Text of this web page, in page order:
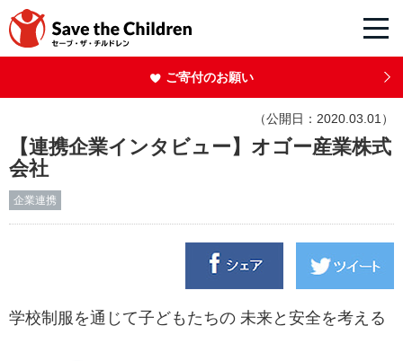
ご寄付のお願い
（公開日：2020.03.01）
【連携企業インタビュー】オゴー産業株式
会社
企業連携
学校制服を通じて子どもたちの 未来と安全を考える